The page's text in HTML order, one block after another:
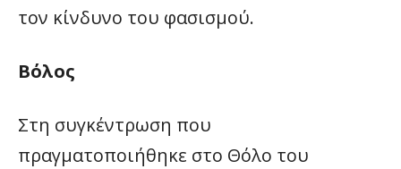
τον κίνδυνο του φασισμού.
Βόλος
Στη συγκέντρωση που
πραγματοποιήθηκε στο Θόλο του